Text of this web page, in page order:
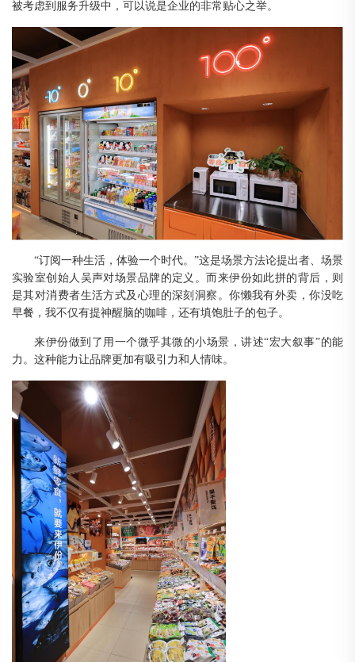
被考虑到服务升级中，可以说是企业的非常贴心之举。
“订阅一种生活 ， 体验一个时代。 ”这是场景方法论提出者、场景
实验室创始人 吴声对场景品牌的定义 。 而来伊份如此拼的背后 ， 则
是其对消费者生活方式及心理的深刻洞察 。你懒我有外卖 ，你没吃
早餐 ， 我不仅有提神醒脑的咖啡 ， 还有填饱肚子的包子。
来伊份做到了用 一个微乎其微的小场景，讲述“宏大叙事”的能
力 。 这种能力让品牌更加有吸引力和人情味。